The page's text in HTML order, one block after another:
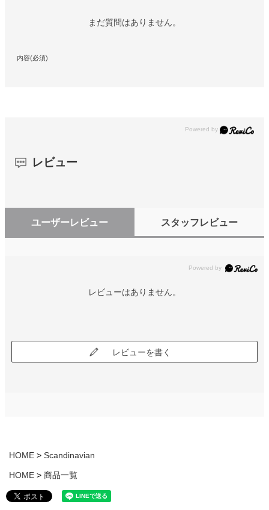
まだ質問はありません。
内容(必須)
レビュー
ユーザーレビュー スタッフレビュー
レビューはありません。
レビューを書く
HOME Scandinavian
HOME 商品一覧